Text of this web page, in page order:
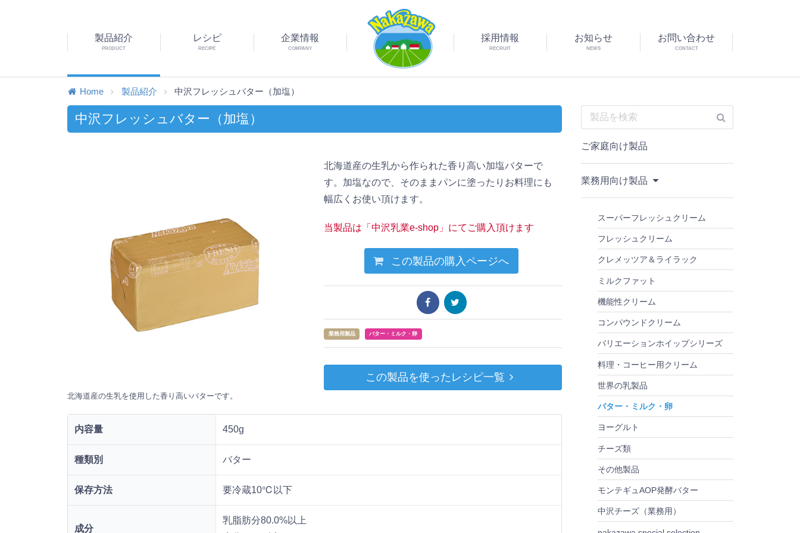
製品紹介
PRODUCT
レシピ
RECIPE
企業情報
COMPANY
採用情報
RECRUIT
お知らせ
NEWS
お問い合わせ
CONTACT
Home 製品紹介 中沢フレッシュバター（加塩）
中沢フレッシュバター（加塩）
北海道産の生乳を使用した香り高いバターです。
北海道産の生乳から作られた香り高い加塩バターで
す。加塩なので、そのままパンに塗ったりお料理にも
幅広くお使い頂けます。
当製品は「中沢乳業e-shop」にてご購入頂けます
この製品の購入ページへ
業務用製品 バター・ミルク・卵
この製品を使ったレシピ一覧
内容量 450g
種類別 バター
保存方法 要冷蔵10℃以下
成分
乳脂肪分80.0%以上
ご家庭向け製品
業務用向け製品
スーパーフレッシュクリーム
フレッシュクリーム
クレメッツア＆ライラック
ミルクファット
機能性クリーム
コンパウンドクリーム
バリエーションホイップシリーズ
料理・コーヒー用クリーム
世界の乳製品
バター・ミルク・卵
ヨーグルト
チーズ類
その他製品
モンテギュAOP発酵バター
中沢チーズ（業務用）